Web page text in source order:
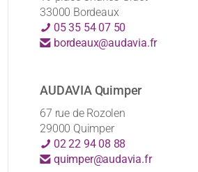
33000 Bordeaux
05 35 54 07 50
bordeaux@audavia.fr
AUDAVIA Quimper
67 rue de Rozolen
29000 Quimper
02 22 94 08 88
quimper@audavia.fr